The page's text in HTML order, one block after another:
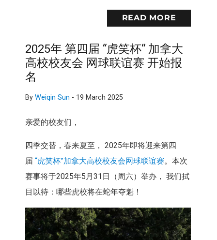
READ MORE
2025年 第四届 “虎笑杯“ 加拿大
高校校友会 网球联谊赛 开始报
名
By Weiqin Sun - 19 March 2025
亲爱的校友们，
四季交替，春来夏至， 2025年即将迎来第四
届 “虎笑杯”加拿大高校校友会网球联谊赛。本次
赛事将于2025年5月31日（周六）举办， 我们拭
目以待：哪些虎校将在蛇年夺魁！